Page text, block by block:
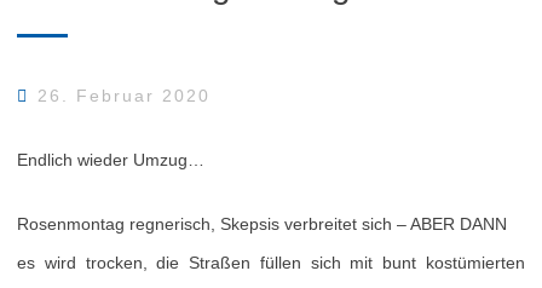
26. Februar 2020
Endlich wieder Umzug…
Rosenmontag regnerisch, Skepsis verbreitet sich – ABER DANN
es wird trocken, die Straßen füllen sich mit bunt kostümierten